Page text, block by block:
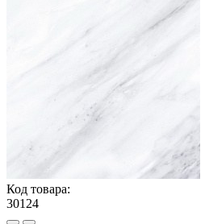
Код товара:
30124